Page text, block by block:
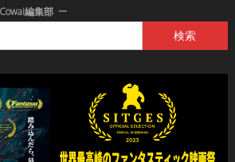
Cowai編集部
索: